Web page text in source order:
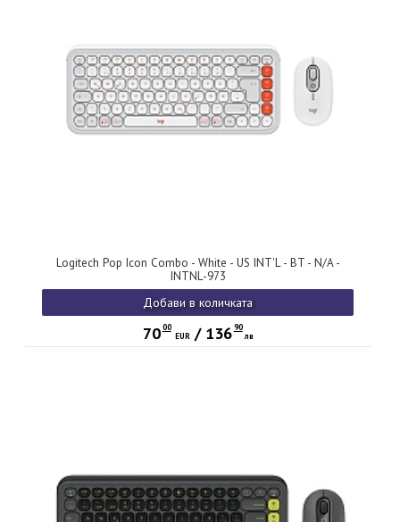
Logitech Pop Icon Combo - White - US INT'L - BT - N/A -
INTNL-973
Добави в количката
70 00
EUR/ 136 90
лв